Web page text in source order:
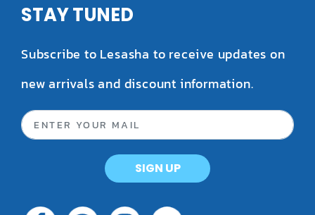
STAY TUNED
Subscribe to Lesasha to receive updates on
new arrivals and discount information.
SIGN UP